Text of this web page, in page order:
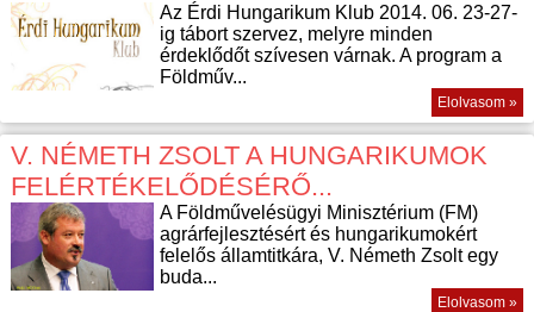
Az Érdi Hungarikum Klub 2014. 06. 23-27-
ig tábort szervez, melyre minden
érdeklődőt szívesen várnak. A program a
Földműv...
Elolvasom »
V. NÉMETH ZSOLT A HUNGARIKUMOK
FELÉRTÉKELŐDÉSÉRŐ...
A Földművelésügyi Minisztérium (FM)
agrárfejlesztésért és hungarikumokért
felelős államtitkára, V. Németh Zsolt egy
buda...
Elolvasom »